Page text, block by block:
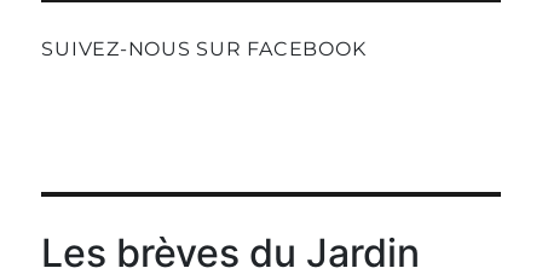
SUIVEZ-NOUS SUR FACEBOOK
Les brèves du Jardin